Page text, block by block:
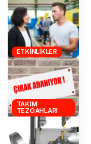
ETKINLIKLER
TAKIM
TEZGAHLARI